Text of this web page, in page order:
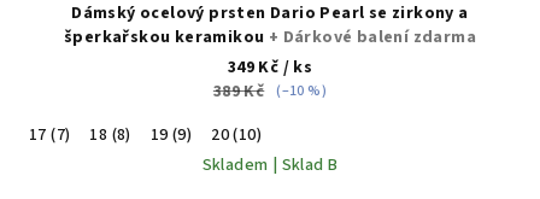
Dámský ocelový prsten Dario Pearl se zirkony a
šperkařskou keramikou + Dárkové balení zdarma
349 Kč / ks
389 Kč (–10 %)
17 (7) 18 (8) 19 (9)
20 (10)
Skladem | Sklad B